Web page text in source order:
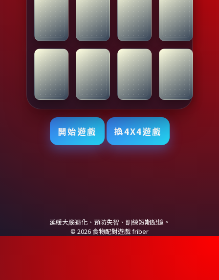
開始遊戲 換4X4遊戲
延緩大腦退化、預防失智、訓練短期記憶。
© 2026 食物配對遊戲friber